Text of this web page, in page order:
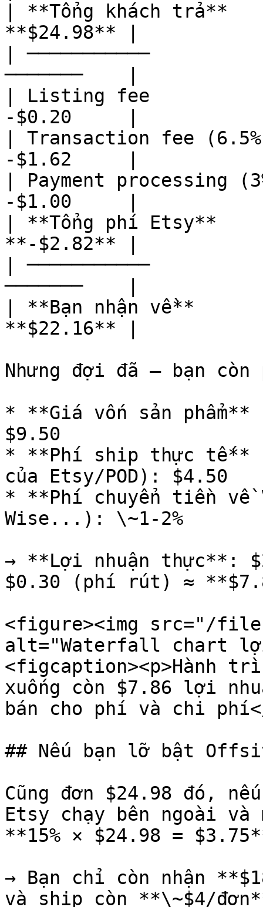
| **Tổng khách
**$24.98** |
| ───────────
───────    |
| Listing fee
-$0.20     |
| Transaction fee
-$1.62     |
| Payment processing
-$1.00     |
| **Tổng phí
**-$2.82** |
| ───────────
───────    |
| **Bạn nhận
**$22.16** |
Nhưng đợi đã — bạn
* **Giá vốn sản
$9.50
* **Phí ship thực tế**
của Etsy/POD): $4.50
* **Phí chuyển tiền về
Wise...): \~1-2%
→ **Lợi nhuận thực**:
$0.30 (phí rút) ≈
<figure><img src="/files/
alt="Waterfall chart
<figcaption><p>Hành
xuống còn $7.86 lợi
bán cho phí và chi
## Nếu bạn lỡ bật
Cũng đơn $24.98 đó,
Etsy chạy bên ngoài
**15% × $24.98 =
→ Bạn chỉ còn nhận
và ship còn **\~$4/